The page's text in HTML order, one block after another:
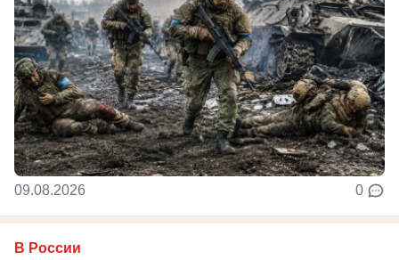
09.08.2026 0
В России